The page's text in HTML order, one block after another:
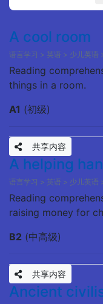
A cool room
语言学习 > 英语 > 少儿英语
Reading
things in a room.
A1 (初级)
共享内容
A helping
语言学习 > 英语 > 少儿英语
Reading
raising money for
B2 (中高级)
共享内容
Ancient